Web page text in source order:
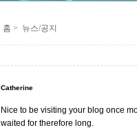
홈 > 뉴스/공지
Catherine
Nice to be visiting your blog once
waited for therefore long.